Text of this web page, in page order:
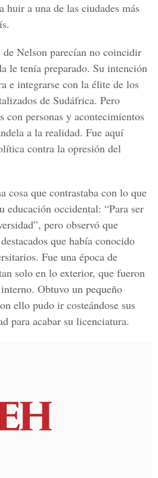
huir a una de las ciudades más
de Nelson parecían no coincidir
le tenía preparado. Su intención
e integrarse con la élite de los
de Sudáfrica. Pero
con personas y acontecimientos
a la realidad. Fue aquí
contra la opresión del
cosa que contrastaba con lo que
educación occidental: “Para ser
pero observó que
que había conocido
Fue una época de
solo en lo exterior, que fueron
Obtuvo un pequeño
ello pudo ir costeándose sus
para acabar su licenciatura.